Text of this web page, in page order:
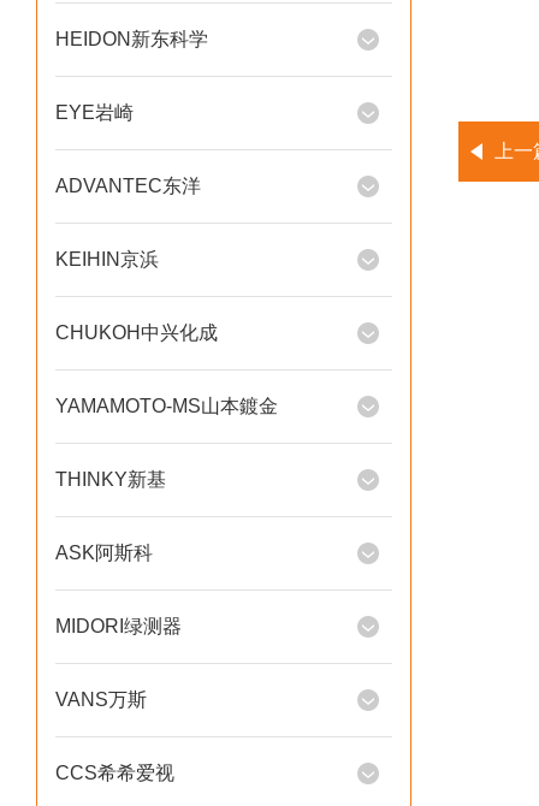
HEIDON新东科学
EYE岩崎
ADVANTEC东洋
KEIHIN京浜
CHUKOH中兴化成
YAMAMOTO-MS山本鍍金
THINKY新基
ASK阿斯科
MIDORI绿测器
VANS万斯
CCS希希爱视
上